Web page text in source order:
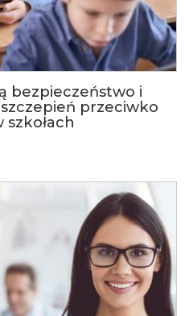
bezpieczeństwo i
przeciwko